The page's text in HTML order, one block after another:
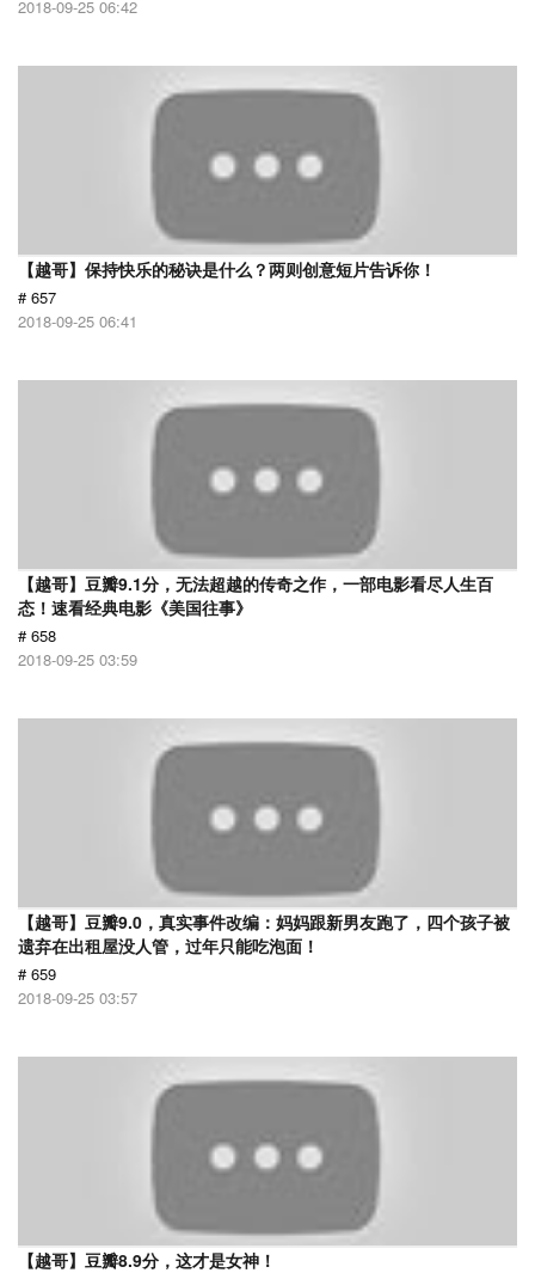
2018-09-25 06:42
【越哥】保持快乐的秘诀是什么？两则创意短片告诉你！
# 657
2018-09-25 06:41
【越哥】豆瓣9.1分，无法超越的传奇之作，一部电影看尽人生百
态！速看经典电影《美国往事》
# 658
2018-09-25 03:59
【越哥】豆瓣9.0，真实事件改编：妈妈跟新男友跑了，四个孩子被
遗弃在出租屋没人管，过年只能吃泡面！
# 659
2018-09-25 03:57
【越哥】豆瓣8.9分，这才是女神！